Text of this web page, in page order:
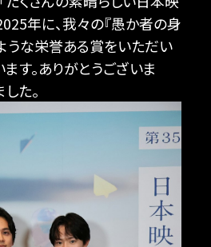
年に、我々の『愚か者の身
うな栄誉ある賞をいただい
す。ありがとうございま
た。